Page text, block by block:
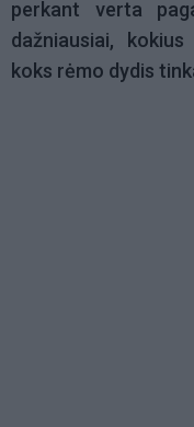
perkant verta
dažniausiai,
koks rėmo dydis